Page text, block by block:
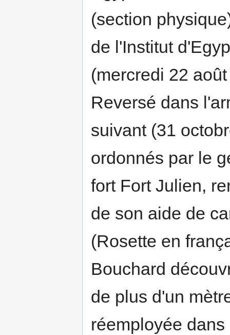
(section
de l'Institut
(mercredi 22
Reversé dans
suivant (31
ordonnés par le
fort Fort Julien,
de son aide de
(Rosette en
Bouchard
de plus d'un
réemployée